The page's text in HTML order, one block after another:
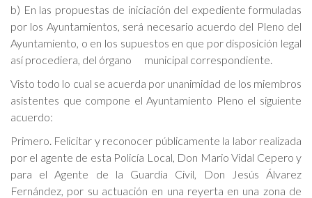
b) En las propuestas de iniciación del expediente formuladas
por los Ayuntamientos, será necesario acuerdo del Pleno del
Ayuntamiento, o en los supuestos en que por disposición legal
así procediera, del órgano municipal correspondiente.
Visto todo lo cual se acuerda por unanimidad de los miembros
asistentes que compone el Ayuntamiento Pleno el siguiente
acuerdo:
Primero. Felicitar y reconocer públicamente la labor realizada
por el agente de esta Policía Local, Don Mario Vidal Cepero y
para el Agente de la Guardia Civil, Don Jesús Álvarez
Fernández, por su actuación en una reyerta en una zona de